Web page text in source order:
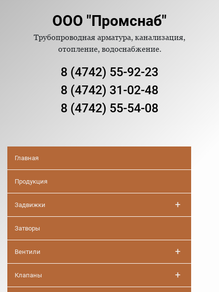
ООО "Промснаб"
Трубопроводная арматура, канализация,
отопление, водоснабжение.
8 (4742) 55-92-23
8 (4742) 31-02-48
8 (4742) 55-54-08
Главная
Продукция
Задвижки +
Затворы
Вентили +
Клапаны +